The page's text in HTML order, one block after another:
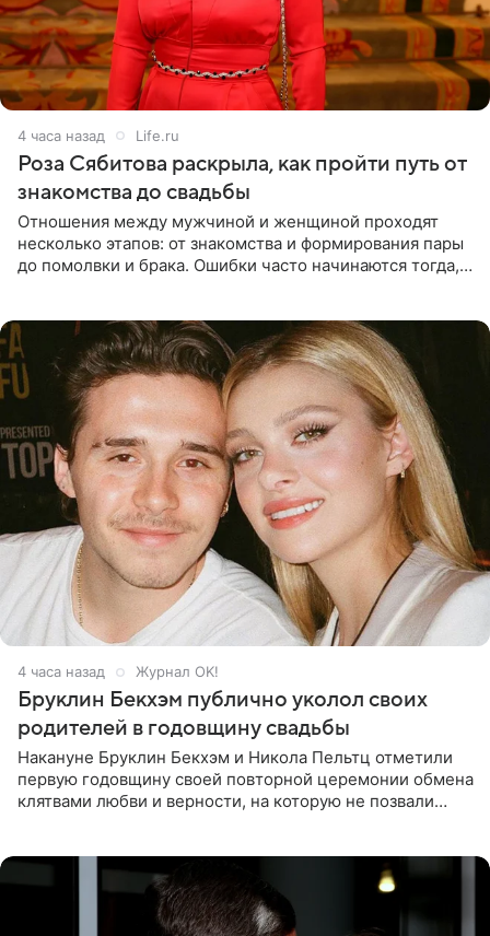
4 часа назад Life.ru
Роза Сябитова раскрыла, как пройти путь от
знакомства до свадьбы
Отношения между мужчиной и женщиной проходят
несколько этапов: от знакомства и формирования пары
до помолвки и брака. Ошибки часто начинаются тогда,
4 часа назад Журнал OK!
Бруклин Бекхэм публично уколол своих
родителей в годовщину свадьбы
Накануне Бруклин Бекхэм и Никола Пельтц отметили
первую годовщину своей повторной церемонии обмена
клятвами любви и верности, на которую не позвали